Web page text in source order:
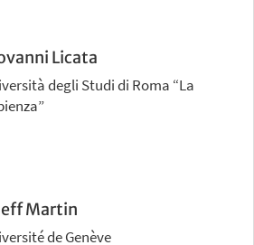
Licata
degli Studi di Roma “La
Martin
de Genève